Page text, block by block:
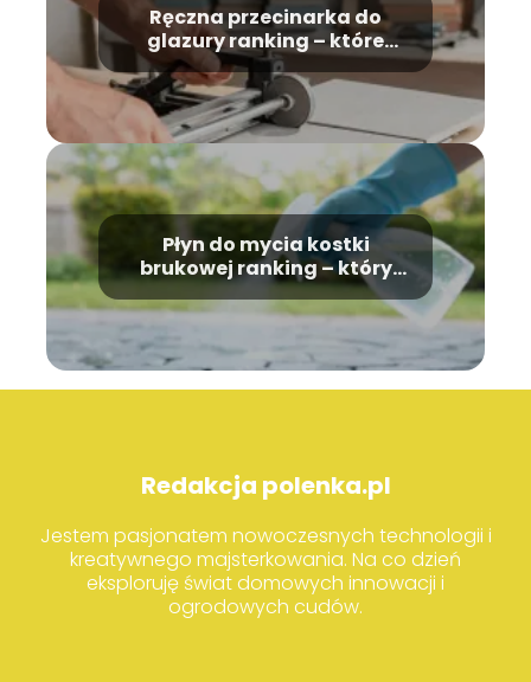
Ręczna przecinarka do
glazury ranking – które
modele wybrać?
Płyn do mycia kostki
brukowej ranking – który
wybrać?
Redakcja polenka.pl
Jestem pasjonatem nowoczesnych technologii i
kreatywnego majsterkowania. Na co dzień
eksploruję świat domowych innowacji i
ogrodowych cudów.